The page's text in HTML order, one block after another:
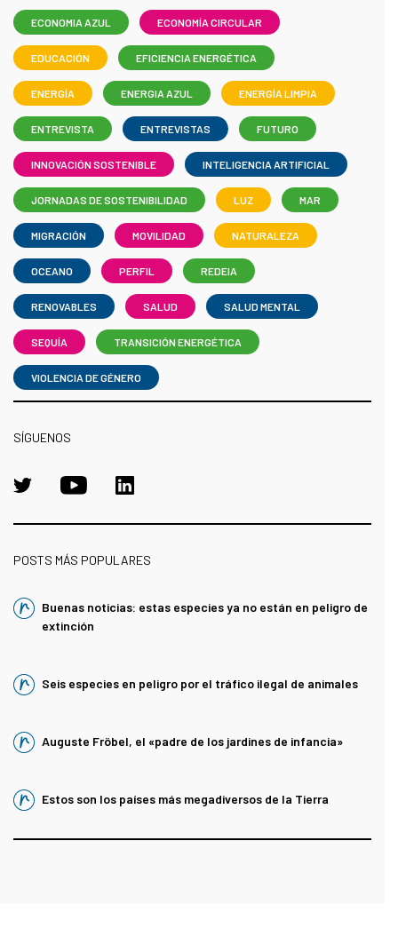
ECONOMIA AZUL ECONOMÍA CIRCULAR
EDUCACIÓN EFICIENCIA ENERGÉTICA
ENERGÍA ENERGIA AZUL ENERGÍA LIMPIA
ENTREVISTA ENTREVISTAS FUTURO
INNOVACIÓN SOSTENIBLE INTELIGENCIA ARTIFICIAL
JORNADAS DE SOSTENIBILIDAD LUZ MAR
MIGRACIÓN MOVILIDAD NATURALEZA
OCEANO PERFIL REDEIA
RENOVABLES SALUD SALUD MENTAL
SEQUÍA TRANSICIÓN ENERGÉTICA
VIOLENCIA DE GÉNERO
SÍGUENOS
POSTS MÁS POPULARES
Buenas noticias: estas especies ya no están en peligro de
extinción
Seis especies en peligro por el tráfico ilegal de animales
Auguste Fröbel, el «padre de los jardines de infancia»
Estos son los países más megadiversos de la Tierra